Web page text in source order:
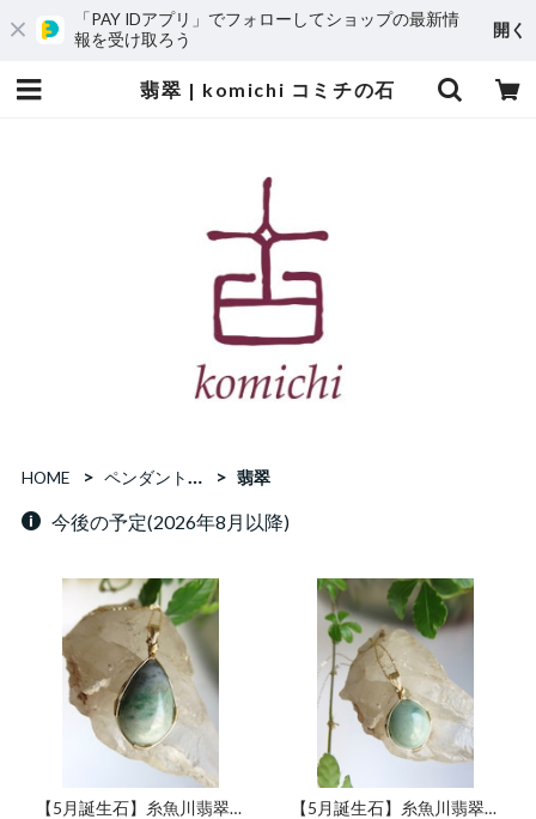
「PAY IDアプリ」でフォローしてショップの最新情
報を受け取ろう
開く
翡翠 | komichi コミチの石
HOME ペンダントトップ 翡翠
今後の予定(2026年8月以降)
【5月誕生石】糸魚川翡翠
【5月誕生石】糸魚川翡翠